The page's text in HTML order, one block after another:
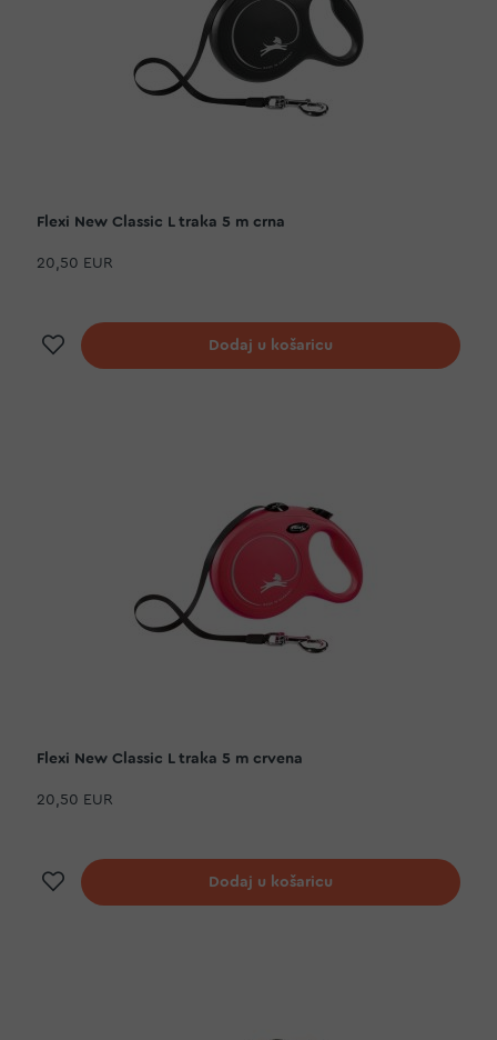
Flexi New Classic L traka 5 m crna
20,50 EUR
Dodaj na listu želja
Dodaj u košaricu
Flexi New Classic L traka 5 m crvena
20,50 EUR
Dodaj na listu želja
Dodaj u košaricu